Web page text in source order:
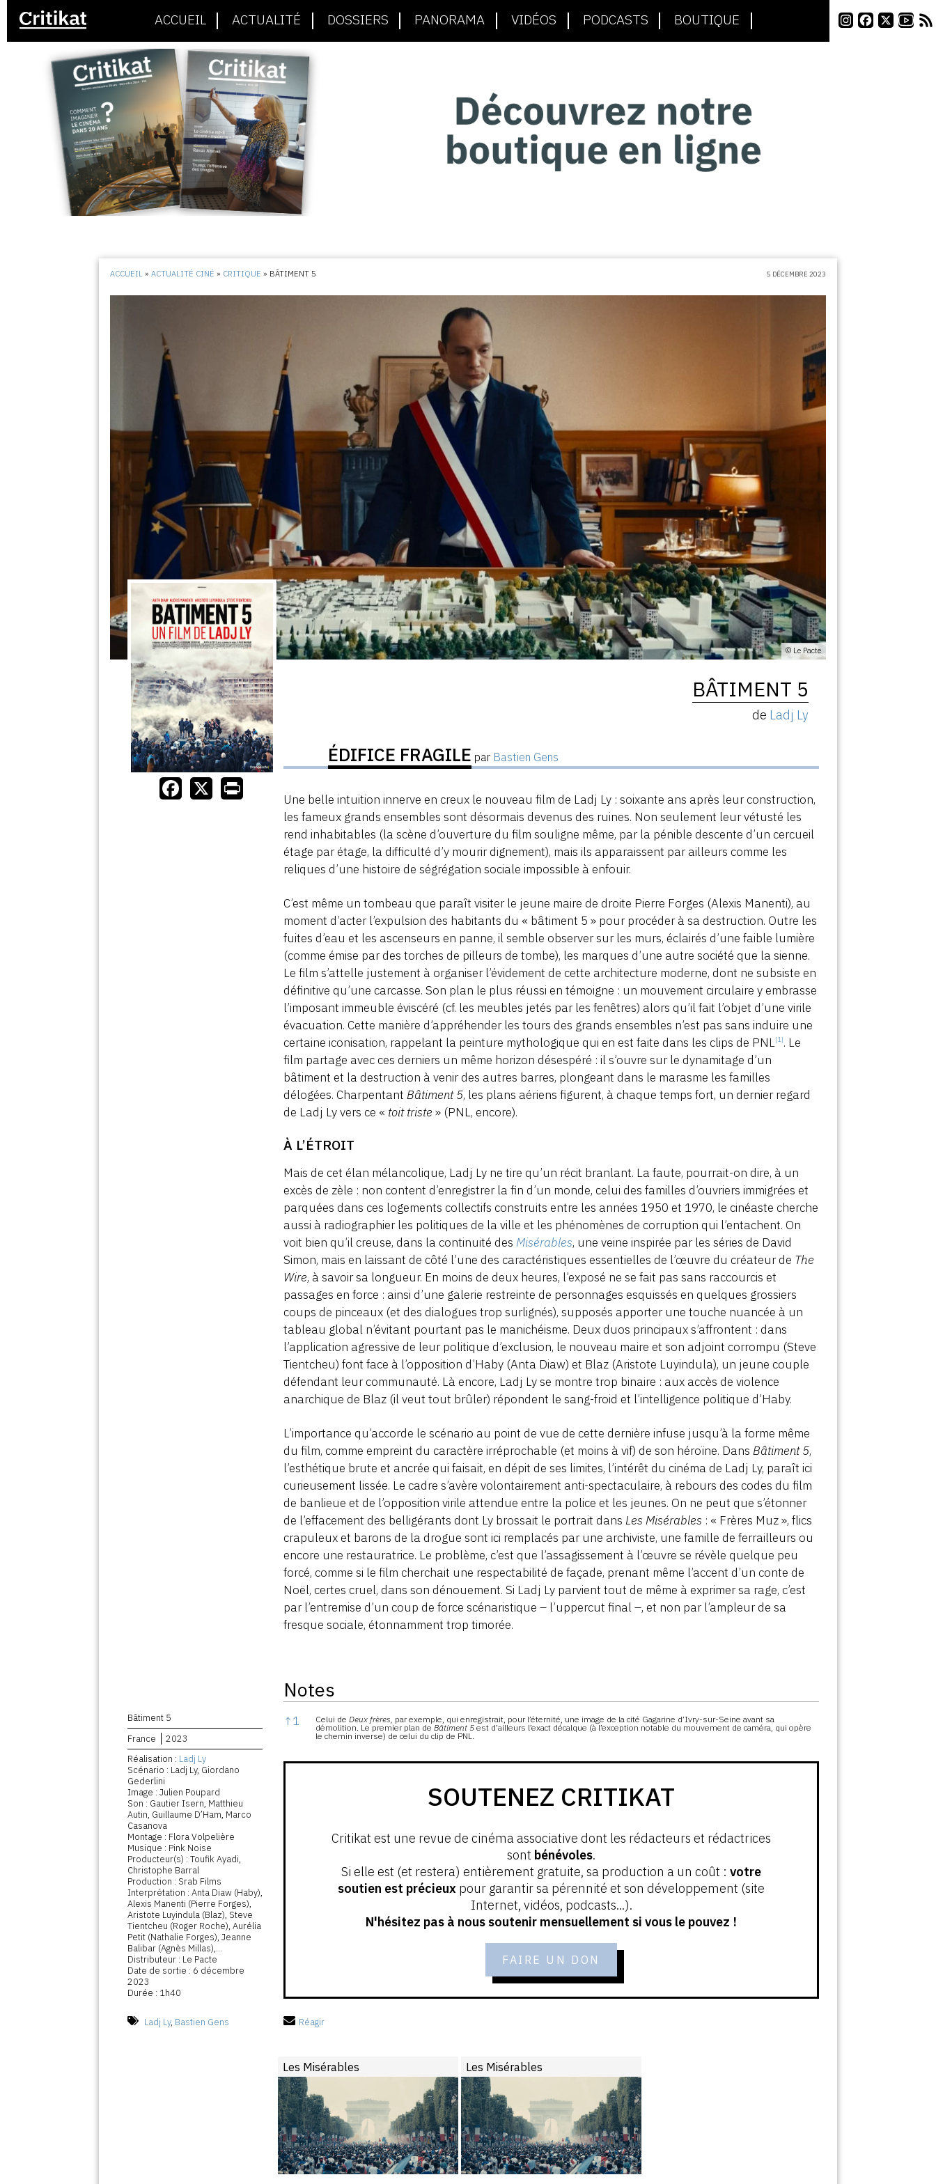
ACCUEIL ACTUALITÉ DOSSIERS PANORAMA VIDÉOS PODCASTS BOUTIQUE
ACCUEIL »ACTUALITÉ CINÉ » CRITIQUE » BÂTIMENT 5 5 DÉCEMBRE 2023
© Le Pacte
Bâtiment 5
France
2023
Réalisation : Ladj Ly
Scénario : Ladj Ly, Giordano
Gederlini
Image : Julien Poupard
Son : Gautier Isern, Matthieu
Autin, Guillaume D’Ham, Marco
Casanova
Montage : Flora Volpelière
Musique : Pink Noise
Producteur(s) : Toufik Ayadi,
Christophe Barral
Production : Srab Films
Interprétation : Anta Diaw (Haby),
Alexis Manenti (Pierre Forges),
Aristote Luyindula (Blaz), Steve
Tientcheu (Roger Roche), Aurélia
Petit (Nathalie Forges), Jeanne
Balibar (Agnès Millas),...
Distributeur : Le Pacte
Date de sortie : 6 décembre
2023
Durée : 1h40
Ladj Ly, Bastien Gens
BÂTIMENT 5
de Ladj Ly
ÉDIFICE FRAGILE par Bastien Gens
Une belle intuition innerve en creux le nouveau film de Ladj Ly : soixante ans après leur construction,
les fameux grands ensembles sont désormais devenus des ruines. Non seulement leur vétusté les
rend inhabitables (la scène d’ouverture du film souligne même, par la pénible descente d’un cercueil
étage par étage, la difficulté d’y mourir dignement), mais ils apparaissent par ailleurs comme les
reliques d’une histoire de ségrégation sociale impossible à enfouir.
C’est même un tombeau que paraît visiter le jeune maire de droite Pierre Forges (Alexis Manenti), au
moment d’acter l’expulsion des habitants du « bâtiment 5 » pour procéder à sa destruction. Outre les
fuites d’eau et les ascenseurs en panne, il semble observer sur les murs, éclairés d’une faible lumière
(comme émise par des torches de pilleurs de tombe), les marques d’une autre société que la sienne.
Le film s’attelle justement à organiser l’évidement de cette architecture moderne, dont ne subsiste en
définitive qu’une carcasse. Son plan le plus réussi en témoigne : un mouvement circulaire y embrasse
l’imposant immeuble éviscéré (cf. les meubles jetés par les fenêtres) alors qu’il fait l’objet d’une virile
évacuation. Cette manière d’appréhender les tours des grands ensembles n’est pas sans induire une
certaine iconisation, rappelant la peinture mythologique qui en est faite dans les clips de PNL[1]. Le
film partage avec ces derniers un même horizon désespéré : il s’ouvre sur le dynamitage d’un
bâtiment et la destruction à venir des autres barres, plongeant dans le marasme les familles
délogées. CharpentantBâtiment 5, les plans aériens figurent, à chaque temps fort, un dernier regard
de Ladj Ly vers ce « toit triste » (PNL, encore).
À L’ÉTROIT
Mais de cet élan mélancolique, Ladj Ly ne tire qu’un récit branlant. La faute, pourrait-on dire, à un
excès de zèle : non content d’enregistrer la fin d’un monde, celui des familles d’ouvriers immigrées et
parquées dans ces logements collectifs construits entre les années 1950 et 1970, le cinéaste cherche
aussi à radiographier les politiques de la ville et les phénomènes de corruption qui l’entachent. On
voit bien qu’il creuse, dans la continuité desMisérables, une veine inspirée par les séries de David
Simon, mais en laissant de côté l’une des caractéristiques essentielles de l’œuvre du créateur de The
Wire, à savoir sa longueur. En moins de deux heures, l’exposé ne se fait pas sans raccourcis et
passages en force : ainsi d’une galerie restreinte de personnages esquissés en quelques grossiers
coups de pinceaux (et des dialogues trop surlignés), supposés apporter une touche nuancée à un
tableau global n’évitant pourtant pas le manichéisme. Deux duos principaux s’affrontent : dans
l’application agressive de leur politique d’exclusion, le nouveau maire et son adjoint corrompu (Steve
Tientcheu) font face à l’opposition d’Haby (Anta Diaw) et Blaz (Aristote Luyindula), un jeune couple
défendant leur communauté. Là encore, Ladj Ly se montre trop binaire : aux accès de violence
anarchique de Blaz (il veut tout brûler) répondent le sang-froid et l’intelligence politique d’Haby.
L’importance qu’accorde le scénario au point de vue de cette dernière infuse jusqu’à la forme même
du film, comme empreint du caractère irréprochable (et moins à vif) de son héroïne. DansBâtiment 5,
l’esthétique brute et ancrée qui faisait, en dépit de ses limites, l’intérêt du cinéma de Ladj Ly, paraît ici
curieusement lissée. Le cadre s’avère volontairement anti-spectaculaire, à rebours des codes du film
de banlieue et de l’opposition virile attendue entre la police et les jeunes. On ne peut que s’étonner
de l’effacement des belligérants dont Ly brossait le portrait dansLes Misérables : « Frères Muz », flics
crapuleux et barons de la drogue sont ici remplacés par une archiviste, une famille de ferrailleurs ou
encore une restauratrice. Le problème, c’est que l’assagissement à l’œuvre se révèle quelque peu
forcé, comme si le film cherchait une respectabilité de façade, prenant même l’accent d’un conte de
Noël, certes cruel, dans son dénouement. Si Ladj Ly parvient tout de même à exprimer sa rage, c’est
par l’entremise d’un coup de force scénaristique – l’uppercut final –, et non par l’ampleur de sa
fresque sociale, étonnamment trop timorée.
Notes
Notes
↑ 1 Celui deDeux frères, par exemple, qui enregistrait, pour l’éternité, une image de la cité Gagarine d’Ivry-sur-Seine avant sa
démolition. Le premier plan deBâtiment 5est d’ailleurs l’exact décalque (à l’exception notable du mouvement de caméra, qui opère
le chemin inverse) de celui du clip de PNL.
SOUTENEZ CRITIKAT
Critikat est une revue de cinéma associative dont les rédacteurs et rédactrices
sont bénévoles.
Si elle est (et restera) entièrement gratuite, sa production a un coût : votre
soutien est précieux pour garantir sa pérennité et son développement (site
Internet, vidéos, podcasts...).
N'hésitez pas à nous soutenir mensuellement si vous le pouvez !
FAIRE UN DON
Réagir
Les Misérables Les Misérables